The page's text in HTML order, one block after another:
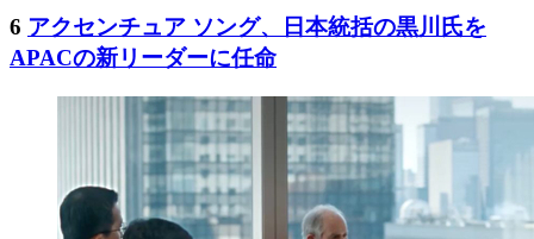
6 アクセンチュア ソング、日本統括の黒川氏を
APACの新リーダーに任命